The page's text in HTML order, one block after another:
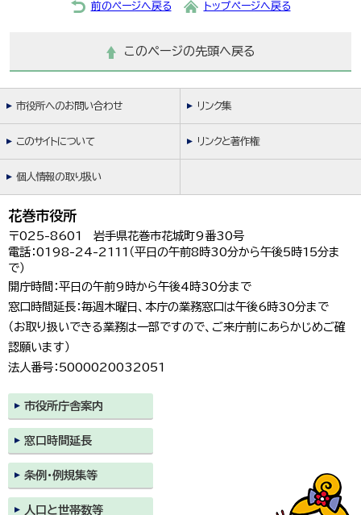
前のページへ戻る トップページへ戻る
このページの先頭へ戻る
市役所へのお問い合わせ リンク集
このサイトについて リンクと著作権
個人情報の取り扱い
花巻市役所
〒025-8601 岩手県花巻市花城町9番30号
電話：0198-24-2111（平日の午前8時30分から午後5時15分ま
で）
開庁時間：平日の午前9時から午後4時30分まで
窓口時間延長：毎週木曜日、本庁の業務窓口は午後6時30分まで
（お取り扱いできる業務は一部ですので、ご来庁前にあらかじめご確
認願います）
法人番号：5000020032051
市役所庁舎案内
窓口時間延長
条例・例規集等
人口と世帯数等